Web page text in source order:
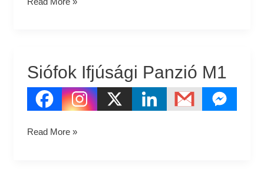
Siófok Ifjúsági Panzió M1
Siófok
Panzió
Read More »